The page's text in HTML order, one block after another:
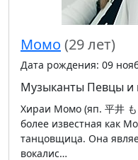
Момо (29 лет)
Дата рождения: 09
Музыканты Певцы и
Хираи Момо (яп. 平井
более известная как
танцовщица. Она
вокалис…